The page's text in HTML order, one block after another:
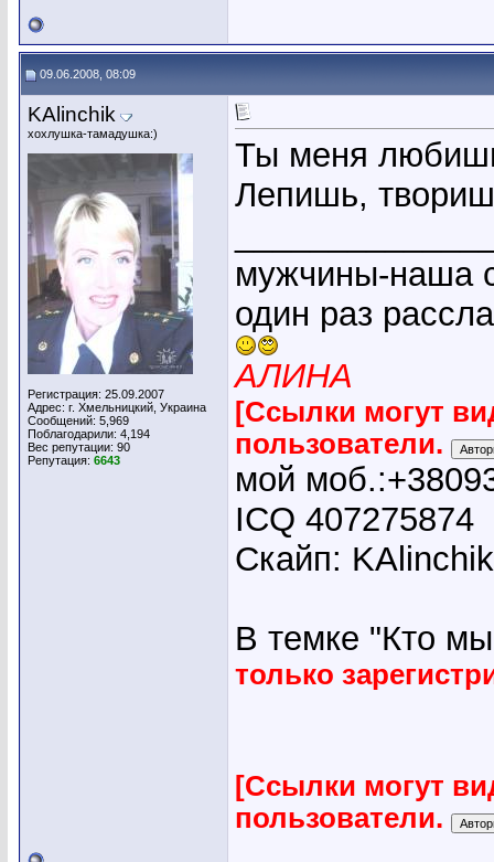
09.06.2008, 08:09
KAlinchik
хохлушка-тамадушка:)
Регистрация: 25.09.2007
Адрес: г. Хмельницкий, Украина
Сообщений: 5,969
Поблагодарили: 4,194
Вес репутации: 90
Репутация: 6643
Ты меня
Лепишь,
мужчины-наша
один раз
АЛИНА
[Ссылки могут
пользователи.
мой
ICQ 407275874
Скайп:
В темке "Кто
только
[Ссылки могут
пользователи.